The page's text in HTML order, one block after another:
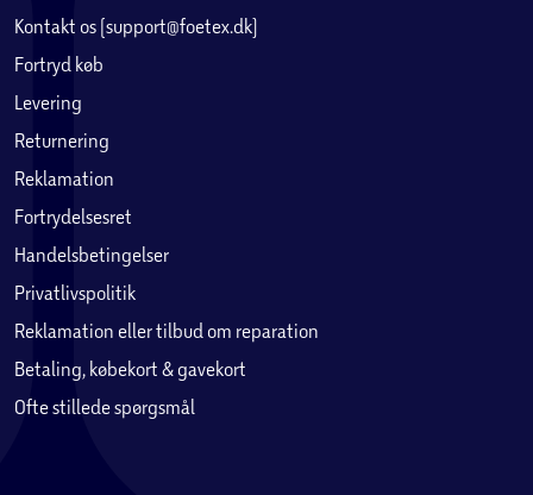
Kontakt os (support@foetex.dk)
Fortryd køb
Levering
Returnering
Reklamation
Fortrydelsesret
Handelsbetingelser
Privatlivspolitik
Reklamation eller tilbud om reparation
Betaling, købekort & gavekort
Ofte stillede spørgsmål